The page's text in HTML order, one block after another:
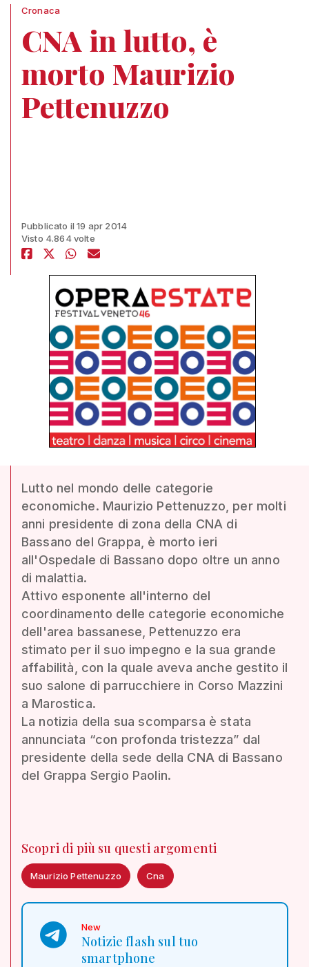
Cronaca
CNA in lutto, è
morto Maurizio
Pettenuzzo
Pubblicato il 19 apr 2014
Visto 4.864 volte
Lutto nel mondo delle categorie
economiche. Maurizio Pettenuzzo, per molti
anni presidente di zona della CNA di
Bassano del Grappa, è morto ieri
all'Ospedale di Bassano dopo oltre un anno
di malattia.
Attivo esponente all'interno del
coordinamento delle categorie economiche
dell'area bassanese, Pettenuzzo era
stimato per il suo impegno e la sua grande
affabilità, con la quale aveva anche gestito il
suo salone di parrucchiere in Corso Mazzini
a Marostica.
La notizia della sua scomparsa è stata
annunciata “con profonda tristezza” dal
presidente della sede della CNA di Bassano
del Grappa Sergio Paolin.
Scopri di più su questi argomenti
Maurizio Pettenuzzo Cna
New
Notizie flash sul tuo
smartphone